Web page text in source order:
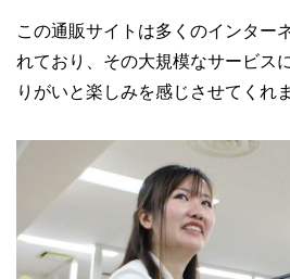
この通販サイトは多くのインター
れており、その大規模なサービス
りがいと楽しみを感じさせてくれま